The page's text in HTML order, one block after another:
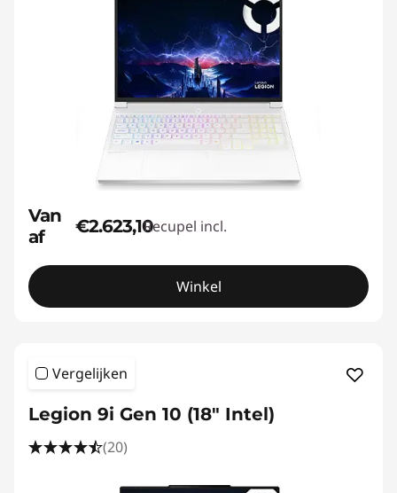
Van
af
€2.623,10Recupel incl.
Winkel
Vergelijken
Legion 9i Gen 10 (18" Intel)
(20)